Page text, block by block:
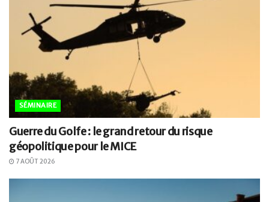
SÉMINAIRE
Guerre du Golfe : le grand retour du risque
géopolitique pour le MICE
7 AOÛT 2026